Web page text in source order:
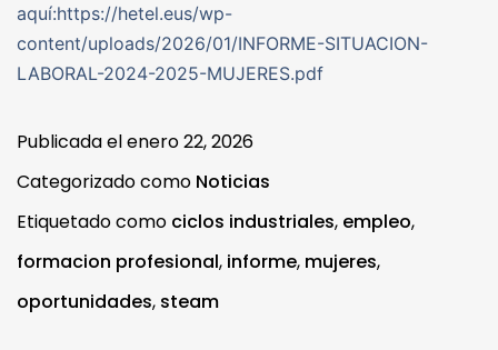
aquí:https://hetel.eus/wp-
content/uploads/2026/01/INFORME-SITUACION-
LABORAL-2024-2025-MUJERES.pdf
Publicada elenero 22, 2026
Categorizado como Noticias
Etiquetado como ciclos industriales, empleo,
formacion profesional, informe, mujeres,
oportunidades, steam